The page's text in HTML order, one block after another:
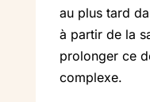
au plus tard
à partir de la
prolonger ce
complexe.